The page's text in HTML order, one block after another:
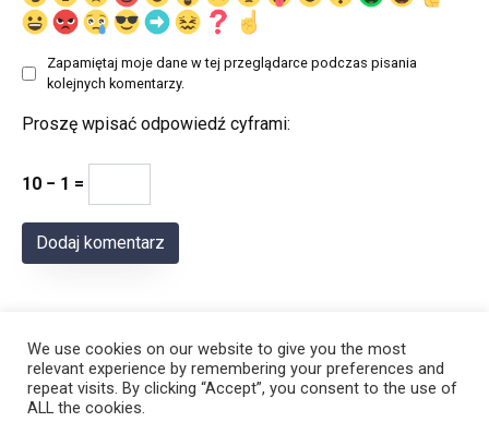
Zapamiętaj moje dane w tej przeglądarce podczas pisania
kolejnych komentarzy.
Proszę wpisać odpowiedź cyframi:
10 − 1 =
We use cookies on our website to give you the most
relevant experience by remembering your preferences and
repeat visits. By clicking “Accept”, you consent to the use of
ALL the cookies.